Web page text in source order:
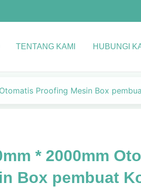
TENTANG KAMI HUBUNGI
Proofing Mesin Box
* 2000mm
Box pembuat